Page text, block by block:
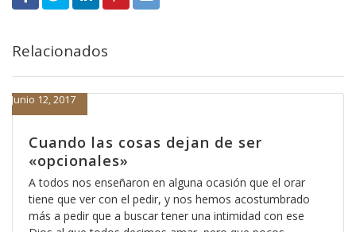
Relacionados
Cuando las cosas dejan de ser
«opcionales»
Junio 12, 2017
A todos nos enseñaron en alguna ocasión que el orar
tiene que ver con el pedir, y nos hemos acostumbrado
más a pedir que a buscar tener una intimidad con ese